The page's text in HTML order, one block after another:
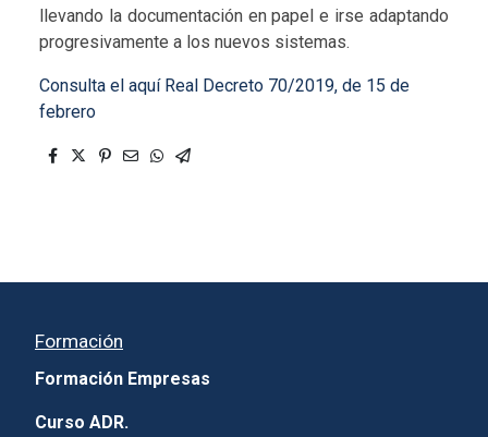
llevando la documentación en papel e irse adaptando
progresivamente a los nuevos sistemas.
Consulta el aquí Real Decreto 70/2019, de 15 de
febrero
Formación
Formación Empresas
Curso ADR.